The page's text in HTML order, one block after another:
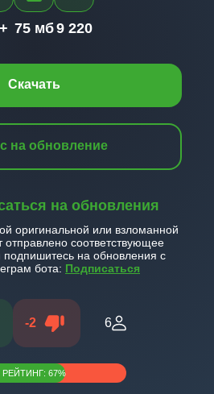
Скачать
на обновление
на обновления
оригинальной или взломанной
отправлено соответствующее
на обновления с
бота: Подписаться
-2 6
РЕЙТИНГ: 67%
75 мб9 220